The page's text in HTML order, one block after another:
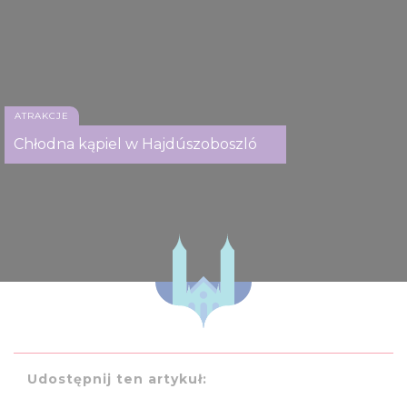
ATRAKCJE
Chłodna kąpiel w Hajdúszoboszló
Udostępnij ten artykuł: